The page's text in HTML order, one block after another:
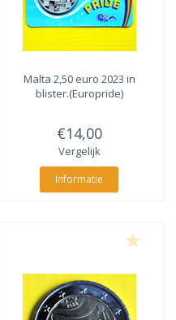
Malta 2,50 euro 2023 in
blister.(Europride)
€14,00
Vergelijk
Informatie